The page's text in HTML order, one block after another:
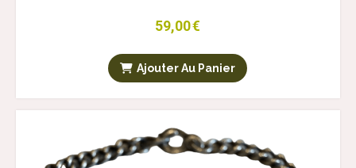
59,00€
Ajouter Au Panier